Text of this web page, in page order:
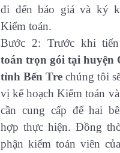
đi đến báo giá và ký
Kiểm toán.
Bước 2: Trước khi
toán trọn gói tại huyện
tỉnh Bến Trechúng tôi
vị kế hoạch Kiểm toán
cần cung cấp để hai
hợp thực hiện. Đồng
phận kiểm toán viên của